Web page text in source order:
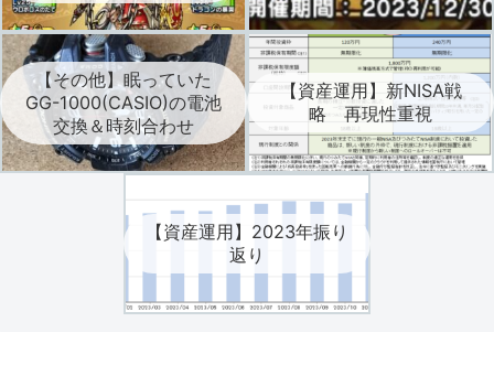
【その他】眠っていた
GG-1000(CASIO)の電池
交換＆時刻合わせ
【資産運用】新NISA戦
略 再現性重視
【資産運用】2023年振り
返り